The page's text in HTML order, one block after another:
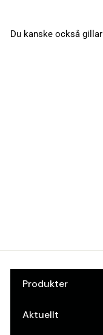
Du kanske också gillar
Produkter
Aktuellt